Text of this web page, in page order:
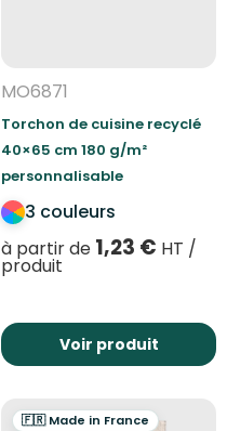
MO6871
Torchon de cuisine recyclé
40×65 cm 180 g/m²
personnalisable
3 couleurs
à partir de 1,23 € HT /
produit
Voir produit
🇫🇷 Made in France